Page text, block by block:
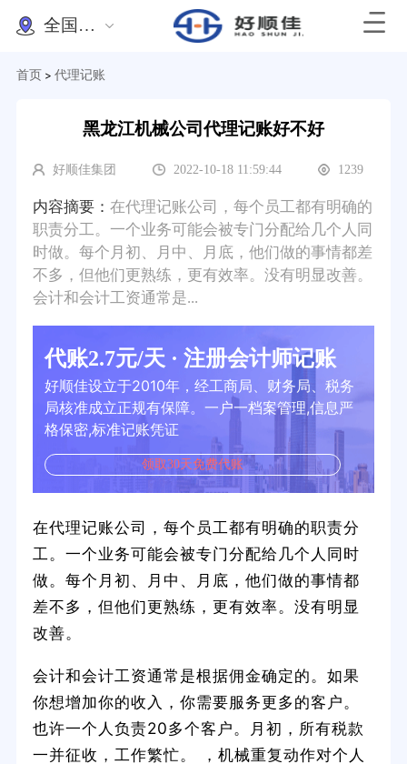
全国办理
首页 > 代理记账
黑龙江机械公司代理记账好不好
好顺佳集团 2022-10-18 11:59:44 1239
内容摘要： 在代理记账公司，每个员工都有明确的
职责分工。一个业务可能会被专门分配给几个人同
时做。每个月初、月中、月底，他们做的事情都差
不多，但他们更熟练，更有效率。没有明显改善。
会计和会计工资通常是...
代账2.7元/天 · 注册会计师记账
好顺佳设立于2010年，经工商局、财务局、税务
局核准成立正规有保障。一户一档案管理,信息严
格保密,标准记账凭证
领取30天免费代账
在代理记账公司，每个员工都有明确的职责分
工。一个业务可能会被专门分配给几个人同时
做。每个月初、月中、月底，他们做的事情都
差不多，但他们更熟练，更有效率。没有明显
改善。
会计和会计工资通常是根据佣金确定的。如果
你想增加你的收入，你需要服务更多的客户。
也许一个人负责20多个客户。月初，所有税款
一并征收，工作繁忙。 ，机械重复动作对个人